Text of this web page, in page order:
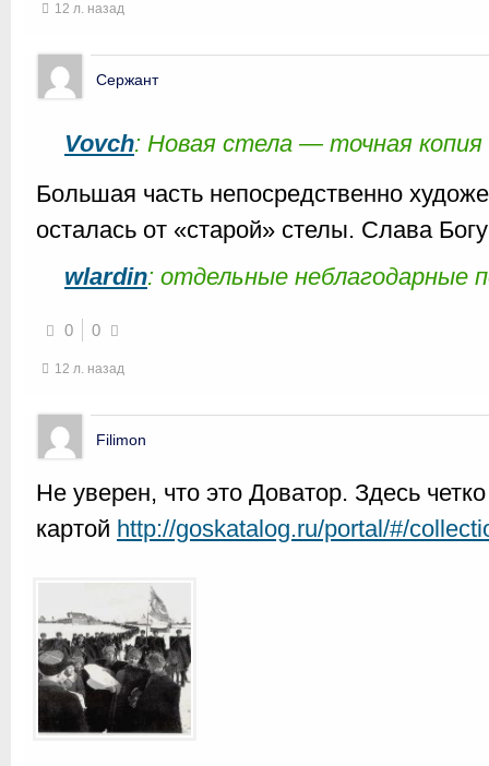
12 л. назад
Сержант
Vovch: Новая стела — точная
Большая часть непосредственно
осталась от «старой» стелы. Слава
wlardin: отдельные неблагодарные
0 0
12 л. назад
Filimon
Не уверен, что это Доватор. Здесь
картой http://goskatalog.ru/portal/#/